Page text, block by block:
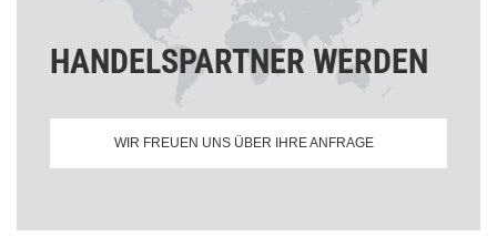
HANDELSPARTNER WERDEN
WIR FREUEN UNS ÜBER IHRE ANFRAGE